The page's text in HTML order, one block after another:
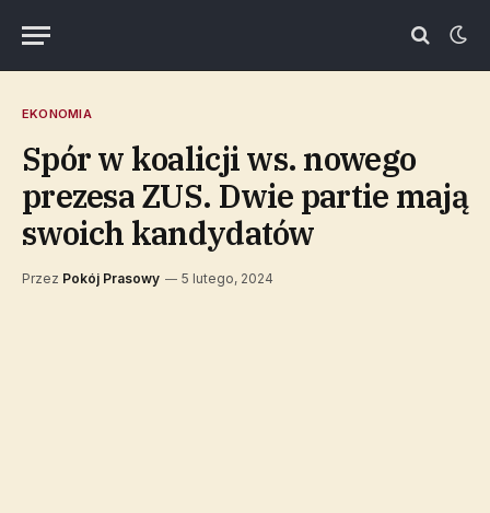
EKONOMIA
Spór w koalicji ws. nowego
prezesa ZUS. Dwie partie mają
swoich kandydatów
Przez Pokój Prasowy 5 lutego, 2024